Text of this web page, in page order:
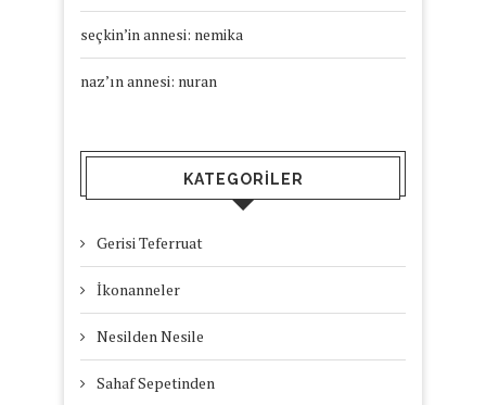
seçkin’in annesi: nemika
naz’ın annesi: nuran
KATEGORILER
Gerisi Teferruat
İkonanneler
Nesilden Nesile
Sahaf Sepetinden